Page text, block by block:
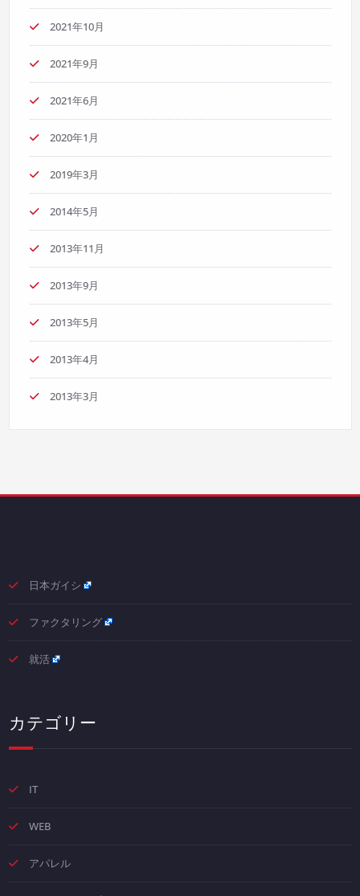
2021年10月
2021年9月
2021年6月
2020年1月
2019年3月
2014年5月
2013年11月
2013年9月
2013年5月
2013年4月
2013年3月
日本ガイシ
ファクタリング
就活
カテゴリー
IT
WEB
アパレル